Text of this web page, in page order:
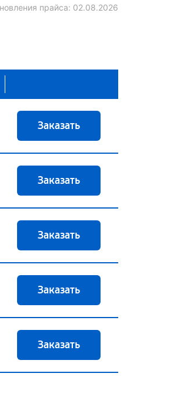
прайса: 02.08.2026
Заказать
Заказать
Заказать
Заказать
Заказать